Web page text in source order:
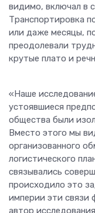
видимо, включал в
Транспортировка
или даже месяцы,
преодолевали
крутые плато и
«Наше
устоявшиеся
общества были
Вместо этого мы
организованного
логистического
связывались
происходило это
империи эти связи
автор